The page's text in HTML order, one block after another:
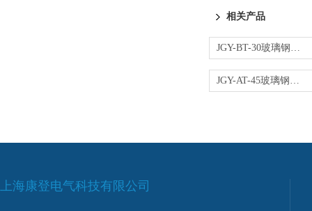
相关产品
JGY-BT-30玻璃钢绝缘八字梯
JGY-AT-45玻璃钢绝缘A型梯
上海康登电气科技有限公司